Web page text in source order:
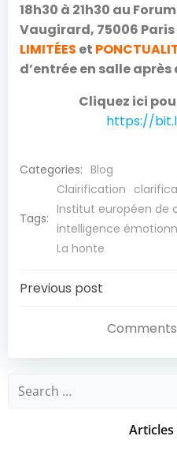
18h30 à 21h30 au
Vaugirard, 75006 Paris
LIMITÉES et
d’entrée en salle
Cliquez ​ici
https://
Categories: Blog
Tags:
Clairification
Institut européen de
intelligence
La honte
Navigation
L’article
Previous post
Search
Articles